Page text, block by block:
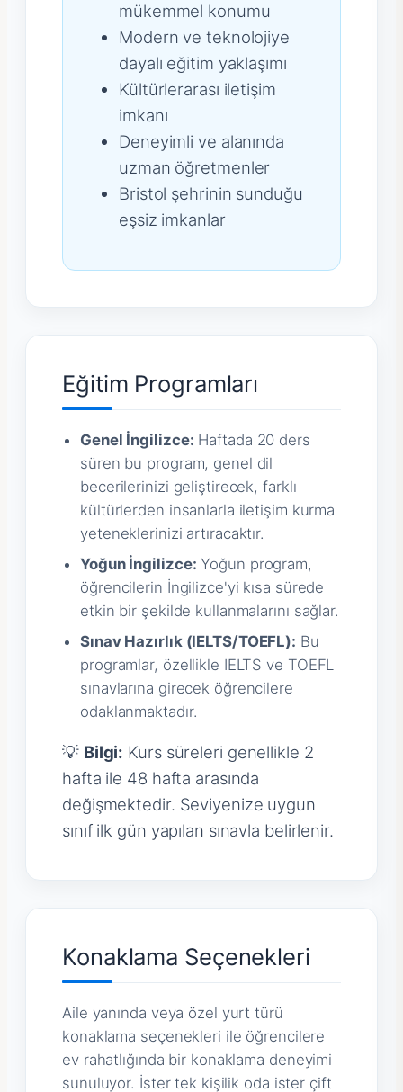
mükemmel konumu
Modern ve teknolojiye
dayalı eğitim yaklaşımı
Kültürlerarası iletişim
imkanı
Deneyimli ve alanında
uzman öğretmenler
Bristol şehrinin sunduğu
eşsiz imkanlar
Eğitim Programları
Genel İngilizce: Haftada 20 ders
süren bu program, genel dil
becerilerinizi geliştirecek, farklı
kültürlerden insanlarla iletişim kurma
yeteneklerinizi artıracaktır.
Yoğun İngilizce: Yoğun program,
öğrencilerin İngilizce'yi kısa sürede
etkin bir şekilde kullanmalarını sağlar.
Sınav Hazırlık (IELTS/TOEFL): Bu
programlar, özellikle IELTS ve TOEFL
sınavlarına girecek öğrencilere
odaklanmaktadır.
💡 Bilgi: Kurs süreleri genellikle 2
hafta ile 48 hafta arasında
değişmektedir. Seviyenize uygun
sınıf ilk gün yapılan sınavla belirlenir.
Konaklama Seçenekleri
Aile yanında veya özel yurt türü
konaklama seçenekleri ile öğrencilere
ev rahatlığında bir konaklama deneyimi
sunuluyor. İster tek kişilik oda ister çift